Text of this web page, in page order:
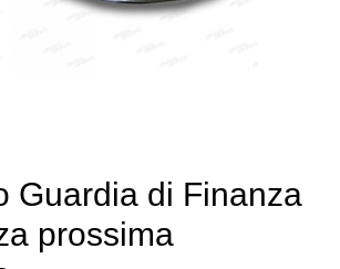
Guardia di Finanza
prossima